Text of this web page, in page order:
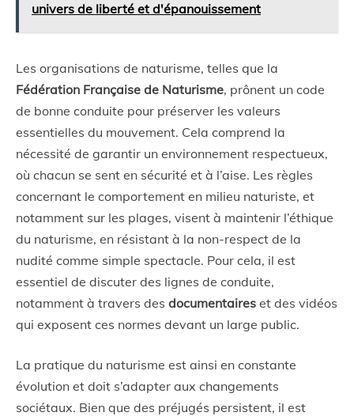
univers de liberté et d'épanouissement
Les organisations de naturisme, telles que la
Fédération Française de Naturisme, prônent un code
de bonne conduite pour préserver les valeurs
essentielles du mouvement. Cela comprend la
nécessité de garantir un environnement respectueux,
où chacun se sent en sécurité et à l’aise. Les règles
concernant le comportement en milieu naturiste, et
notamment sur les plages, visent à maintenir l’éthique
du naturisme, en résistant à la non-respect de la
nudité comme simple spectacle. Pour cela, il est
essentiel de discuter des lignes de conduite,
notamment à travers des documentaires et des vidéos
qui exposent ces normes devant un large public.
La pratique du naturisme est ainsi en constante
évolution et doit s’adapter aux changements
sociétaux. Bien que des préjugés persistent, il est